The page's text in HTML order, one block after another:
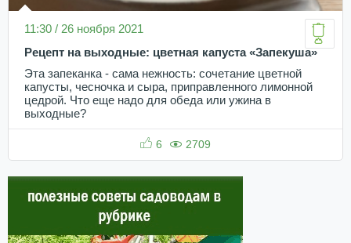
11:30 / 26 ноября 2021
Рецепт на выходные: цветная капуста «Запекуша»
Эта запеканка - сама нежность: сочетание цветной
капусты, чесночка и сыра, приправленного лимонной
цедрой. Что еще надо для обеда или ужина в
выходные?
6 2709